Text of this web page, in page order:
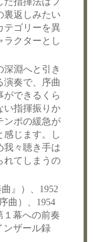
裏返しみたい
テゴリーを異
ラクターとし
深淵へと引き
演奏で、序曲
ができるくら
い指揮振りか
ンポの緩急が
感じます。し
我々聴き手は
れてしまうの
』）、1952
曲）、1954
１幕への前奏
ンザール録